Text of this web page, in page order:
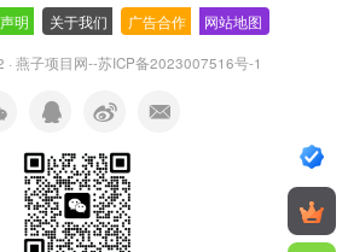
明 关于我们 广告合作 网站地图
· 燕子项目网--苏ICP备2023007516号-1